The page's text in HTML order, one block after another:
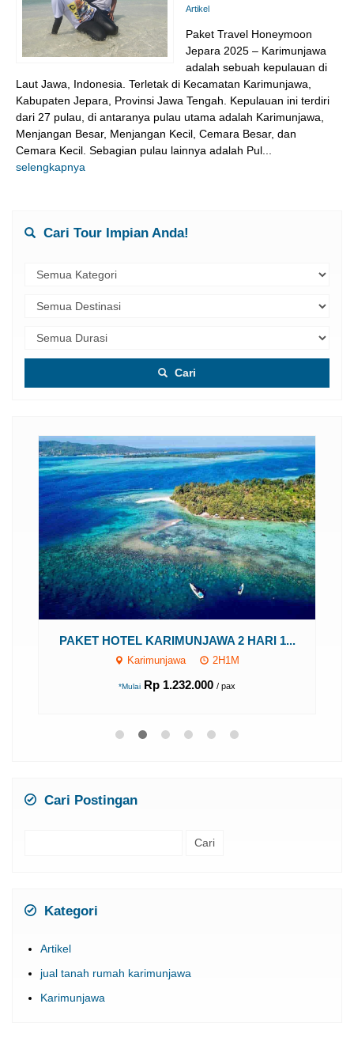
Artikel
Paket Travel Honeymoon
Jepara 2025 – Karimunjawa
adalah sebuah kepulauan di
Laut Jawa, Indonesia. Terletak di Kecamatan Karimunjawa,
Kabupaten Jepara, Provinsi Jawa Tengah. Kepulauan ini terdiri
dari 27 pulau, di antaranya pulau utama adalah Karimunjawa,
Menjangan Besar, Menjangan Kecil, Cemara Besar, dan
Cemara Kecil. Sebagian pulau lainnya adalah Pul...
selengkapnya
Cari Tour Impian Anda!
Cari
PAKET HOTEL KARIMUNJAWA 2 HARI 1...
Karimunjawa 2H1M
*Mulai Rp 1.232.000 / pax
Cari Postingan
Kategori
Artikel
jual tanah rumah karimunjawa
Karimunjawa